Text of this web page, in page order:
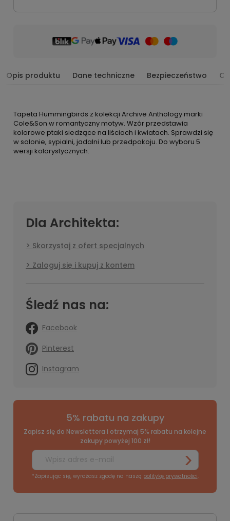
Opis produktu Dane techniczne Bezpieczeństwo
Tapeta Hummingbirds z kolekcji Archive Anthology marki
Cole&Son w romantyczny motyw. Wzór przedstawia
kolorowe ptaki siedzące na liściach i kwiatach. Sprawdzi się
w salonie, sypialni, jadalni lub przedpokoju. Do wyboru 5
wersji kolorystycznych.
Dla Architekta:
Skorzystaj z ofert specjalnych
Zaloguj się i kupuj z kontem
Śledź nas na:
Facebook
Pinterest
Instagram
5% rabatu na zakupy
Zapisz się do Newslettera i otrzymaj 5% rabatu na kolejne
zakupy powyżej 100 zł!
*Zapisując się, wyrażasz zgodę na naszą politykę prywatności.